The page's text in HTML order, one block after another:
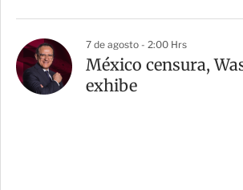
7 de agosto - 2:00 Hrs
México censura,
exhibe